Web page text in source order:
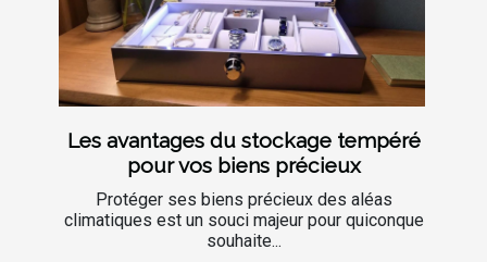
Les avantages du stockage tempéré
pour vos biens précieux
Protéger ses biens précieux des aléas
climatiques est un souci majeur pour quiconque
souhaite...